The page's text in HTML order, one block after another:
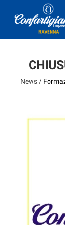
News /